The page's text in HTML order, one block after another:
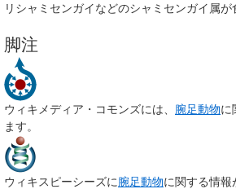
リシャミセンガイなどのシャミセンガイ属が
脚注
ウィキメディア・コモンズには、 腕足動物に
ます。
ウィキスピーシーズに腕足動物に関する情報